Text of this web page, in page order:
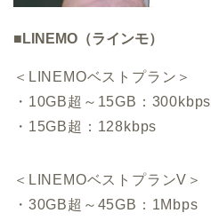
■LINEMO（ラインモ）
＜LINEMOベストプラン＞
・10GB超～15GB：300kbps
・15GB超：128kbps
＜LINEMOベストプランV＞
・30GB超～45GB：1Mbps